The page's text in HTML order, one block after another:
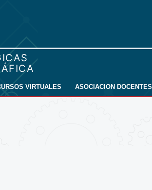
VIRTUALES ASOCIACION DOCENTES